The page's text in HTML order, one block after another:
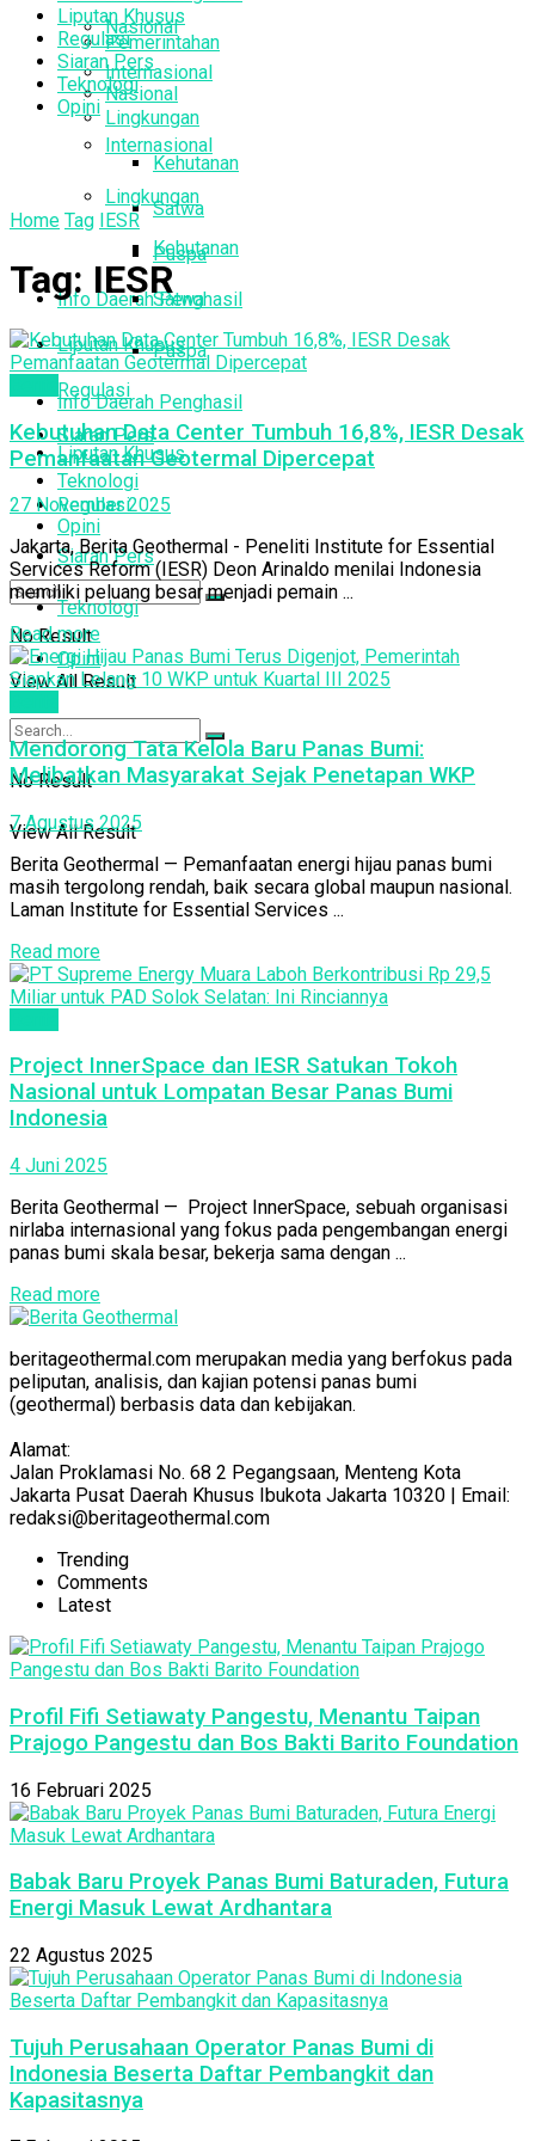
Nasional
Internasional
Lingkungan
Kehutanan
Satwa
Puspa
Info Daerah Penghasil
Liputan Khusus
Regulasi
Siaran Pers
Teknologi
Opini
No Result
View All Result
Pemerintahan
Nasional
Internasional
Lingkungan
Kehutanan
Satwa
Puspa
Info Daerah Penghasil
Liputan Khusus
Regulasi
Siaran Pers
Teknologi
Opini
No Result
View All Result
Liputan Khusus
Regulasi
Siaran Pers
Teknologi
Opini
Home Tag IESR
Tag: IESR
Kebutuhan Data Center Tumbuh 16,8%, IESR Desak
Pemanfaatan Geotermal Dipercepat
27 November 2025
Jakarta, Berita Geothermal - Peneliti Institute for Essential
Services Reform (IESR) Deon Arinaldo menilai Indonesia
memiliki peluang besar menjadi pemain ...
Read more
Mendorong Tata Kelola Baru Panas Bumi:
Melibatkan Masyarakat Sejak Penetapan WKP
7 Agustus 2025
Berita Geothermal — Pemanfaatan energi hijau panas bumi
masih tergolong rendah, baik secara global maupun nasional.
Laman Institute for Essential Services ...
Read more
Project InnerSpace dan IESR Satukan Tokoh
Nasional untuk Lompatan Besar Panas Bumi
Indonesia
4 Juni 2025
Berita Geothermal — Project InnerSpace, sebuah organisasi
nirlaba internasional yang fokus pada pengembangan energi
panas bumi skala besar, bekerja sama dengan ...
Read more
beritageothermal.com merupakan media yang berfokus pada
peliputan, analisis, dan kajian potensi panas bumi
(geothermal) berbasis data dan kebijakan.
Alamat:
Jalan Proklamasi No. 68 2 Pegangsaan, Menteng Kota
Jakarta Pusat Daerah Khusus Ibukota Jakarta 10320 | Email:
redaksi@beritageothermal.com
Trending
Comments
Latest
Profil Fifi Setiawaty Pangestu, Menantu Taipan
Prajogo Pangestu dan Bos Bakti Barito Foundation
16 Februari 2025
Babak Baru Proyek Panas Bumi Baturaden, Futura
Energi Masuk Lewat Ardhantara
22 Agustus 2025
Tujuh Perusahaan Operator Panas Bumi di
Indonesia Beserta Daftar Pembangkit dan
Kapasitasnya